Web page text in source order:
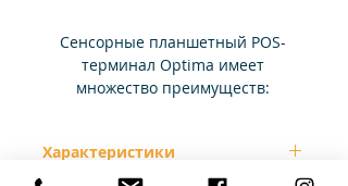
Сенсорные планшетный POS-
терминал Optima имеет
множество преимуществ:
терминала до четырех часов
будут исключены возможные
Характеристики